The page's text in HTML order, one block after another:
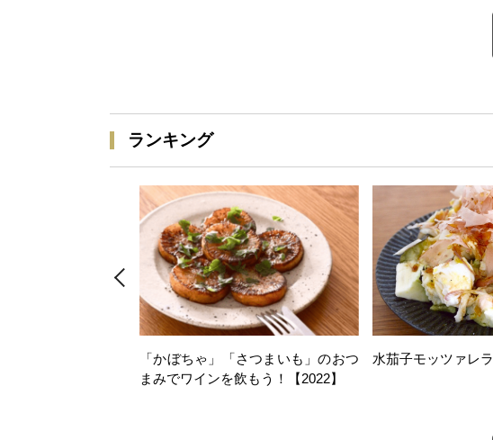
ランキング
「かぼちゃ」「さつまいも」のおつ
まみでワインを飲もう！【2022】
水茄子モッツァレラ